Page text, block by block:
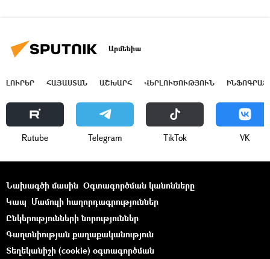
Արմենիա
ԼՈՒՐԵՐ ՀԱՅԱՍՏԱՆ ԱՇԽԱՐՀ ՎԵՐԼՈՒԾՈՒԹՅՈՒՆ
Rutube Telegram ТikТоk VK
Նախագծի մասին Օգտագործման կանոնները
Կապ Մամուլի հաղորդագրություններ
Ընկերությունների նորություններ
Գաղտնիության քաղաքականություն
Տեղեկանիշի (cookie) օգտագործման